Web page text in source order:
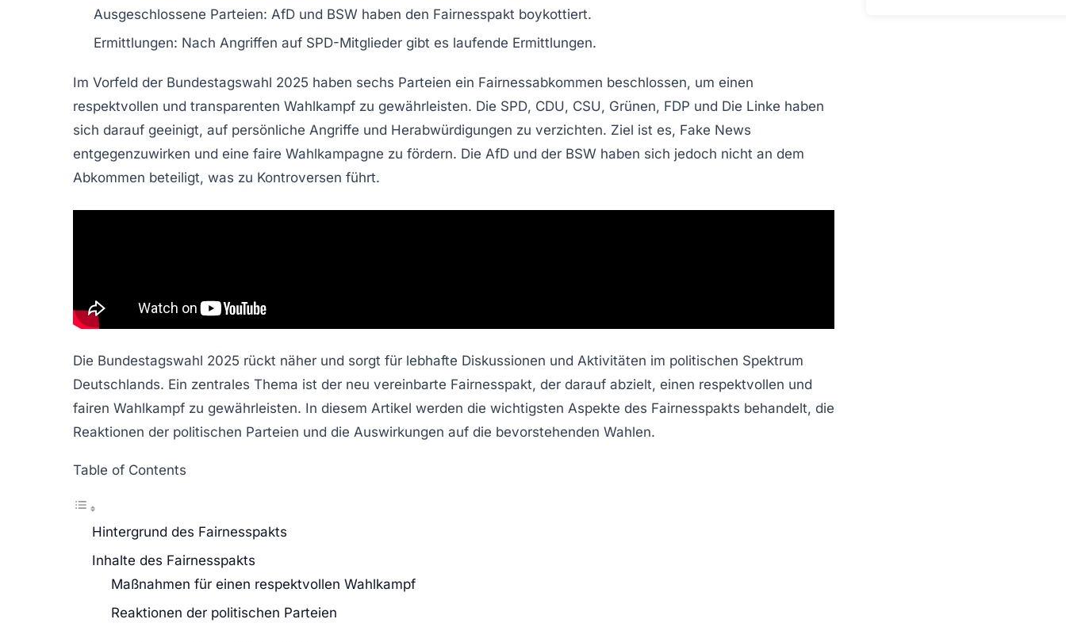
Ausgeschlossene Parteien: AfD und BSW haben den Fairnesspakt boykottiert.
Ermittlungen: Nach Angriffen auf SPD-Mitglieder gibt es laufende Ermittlungen.
Im Vorfeld der Bundestagswahl 2025 haben sechs Parteien ein Fairnessabkommen beschlossen, um einen
respektvollen und transparenten Wahlkampf zu gewährleisten. Die SPD, CDU, CSU, Grünen, FDP und Die Linke haben
sich darauf geeinigt, auf persönliche Angriffe und Herabwürdigungen zu verzichten. Ziel ist es, Fake News
entgegenzuwirken und eine faire Wahlkampagne zu fördern. Die AfD und der BSW haben sich jedoch nicht an dem
Abkommen beteiligt, was zu Kontroversen führt.
Die Bundestagswahl 2025 rückt näher und sorgt für lebhafte Diskussionen und Aktivitäten im politischen Spektrum
Deutschlands. Ein zentrales Thema ist der neu vereinbarte Fairnesspakt, der darauf abzielt, einen respektvollen und
fairen Wahlkampf zu gewährleisten. In diesem Artikel werden die wichtigsten Aspekte des Fairnesspakts behandelt, die
Reaktionen der politischen Parteien und die Auswirkungen auf die bevorstehenden Wahlen.
Table of Contents
Hintergrund des Fairnesspakts
Inhalte des Fairnesspakts
Maßnahmen für einen respektvollen Wahlkampf
Reaktionen der politischen Parteien